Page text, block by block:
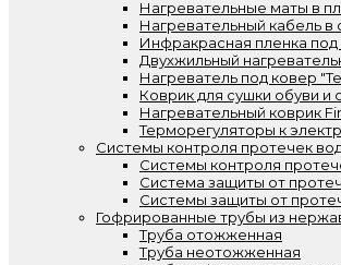
Нагревательные маты в
Нагревательный кабель в
Инфракрасная пленка
Двухжильный
Нагреватель под ковер
Коврик для сушки обуви и
Нагревательный коврик
Терморегуляторы к
Системы контроля протечек
Системы контроля
Система защиты от
Системы защиты от
Гофрированные трубы из
Труба отожженная
Труба неотожженная